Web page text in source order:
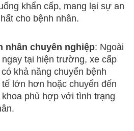
khẩn cấp, mang lại sự an
cho bệnh nhân.
nhân chuyên nghiệp: Ngoài
tại hiện trường, xe cấp
khả năng chuyển bệnh
lớn hơn hoặc chuyển đến
phù hợp với tình trạng